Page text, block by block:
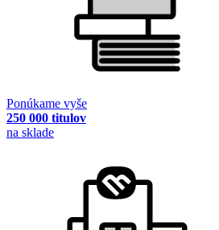
Ponúkame vyše
250 000 titulov
na sklade